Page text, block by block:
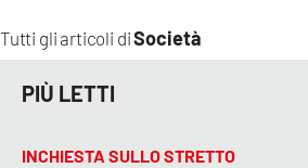
Tutti gli articoli diSocietà
PIÙ LETTI
INCHIESTA SULLO STRETTO